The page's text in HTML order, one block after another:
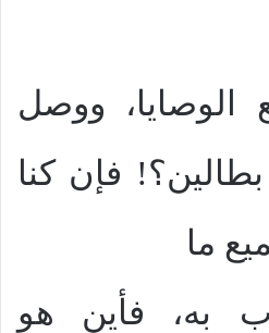
الوصايا، ووصل
بطالين؟! فإن كنا
ما
به، فأين هو